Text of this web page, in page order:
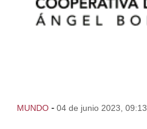
MUNDO - 04 de junio 2023, 09:13